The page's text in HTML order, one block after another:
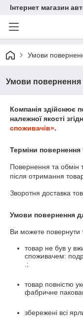
Інтернет магазин
Умови
Умови повернення
Компанія здійснює
належної якості
споживачів».
Терміни повернення
Повернення та обмін
після отримання
Зворотня доставка
Умови повернення
Ви можете повернути
товар не був у
споживачем:
.;
товар повністю
фабричне
збережені всі